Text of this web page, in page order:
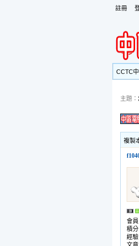
註冊
CCTC
主題：
複製
會員
積分
經驗